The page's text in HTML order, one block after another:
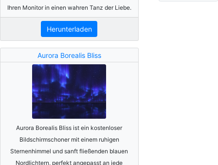
Ihren Monitor in einen wahren Tanz der Liebe.
Herunterladen
Aurora Borealis Bliss
Aurora Borealis Bliss ist ein kostenloser
Bildschirmschoner mit einem ruhigen
Sternenhimmel und sanft fließenden blauen
Nordlichtern, perfekt angepasst an jede